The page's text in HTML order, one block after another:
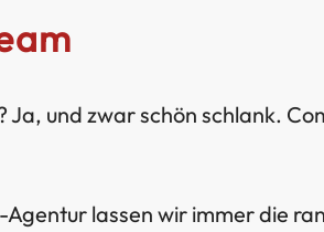
Ja, und zwar schön schlank.
lassen wir immer die